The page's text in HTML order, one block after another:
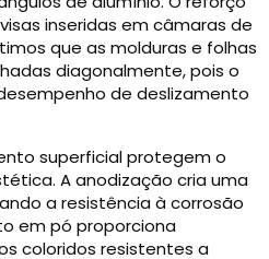
inseridas em câmaras de
que as molduras e folhas
diagonalmente, pois o
de deslizamento
superficial protegem o
A anodização cria uma
a resistência à corrosão
em pó proporciona
coloridos resistentes a